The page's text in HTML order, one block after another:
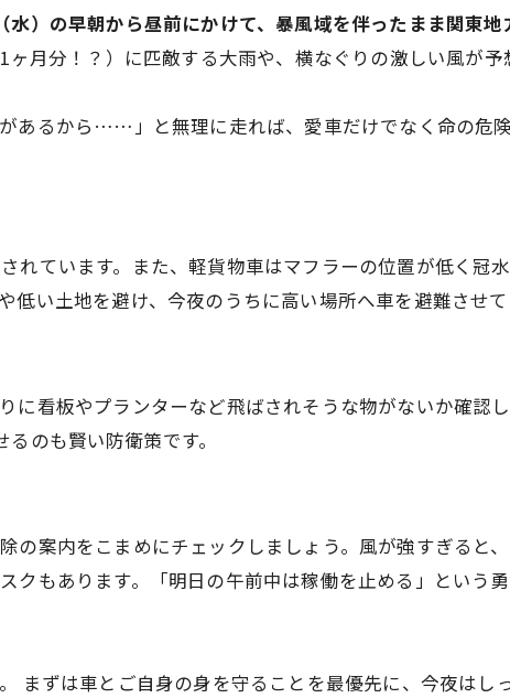
水）の早朝から昼前にかけて、暴風域を伴ったまま関東
月分！？）に匹敵する大雨や、横なぐりの激しい風が予
あるから……」と無理に走れば、愛車だけでなく命の危
れています。また、軽貨物車はマフラーの位置が低く冠
い土地を避け、今夜のうちに高い場所へ車を避難させて
に看板やプランターなど飛ばされそうな物がないか確認
のも賢い防衛策です。
の案内をこまめにチェックしましょう。風が強すぎると
クもあります。「明日の午前中は稼働を止める」という
まずは車とご自身の身を守ることを最優先に、今夜はし